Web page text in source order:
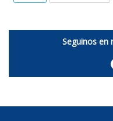
Seguinos en